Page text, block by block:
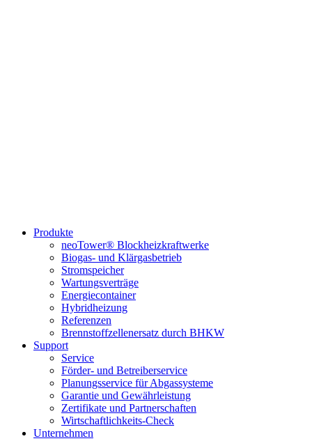
Produkte
neoTower® Blockheizkraftwerke
Biogas- und Klärgasbetrieb
Stromspeicher
Wartungsverträge
Energiecontainer
Hybridheizung
Referenzen
Brennstoffzellenersatz durch BHKW
Support
Service
Förder- und Betreiberservice
Planungsservice für Abgassysteme
Garantie und Gewährleistung
Zertifikate und Partnerschaften
Wirtschaftlichkeits-Check
Unternehmen